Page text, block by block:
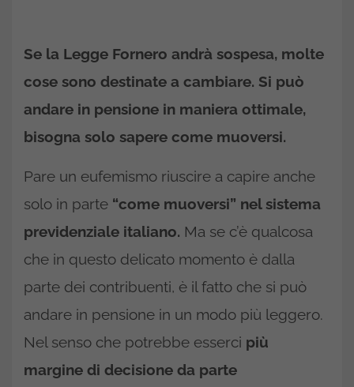
Se la Legge Fornero andrà sospesa, molte
cose sono destinate a cambiare. Si può
andare in pensione in maniera ottimale,
bisogna solo sapere come muoversi.
Pare un eufemismo riuscire a capire anche
solo in parte “come muoversi” nel sistema
previdenziale italiano. Ma se c’è qualcosa
che in questo delicato momento è dalla
parte dei contribuenti, è il fatto che si può
andare in pensione in un modo più leggero.
Nel senso che potrebbe esserci più
margine di decisione da parte